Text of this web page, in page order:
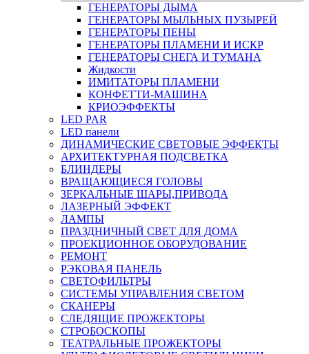
ГЕНЕРАТОРЫ ДЫМА
ГЕНЕРАТОРЫ МЫЛЬНЫХ ПУЗЫРЕЙ
ГЕНЕРАТОРЫ ПЕНЫ
ГЕНЕРАТОРЫ ПЛАМЕНИ И ИСКР
ГЕНЕРАТОРЫ СНЕГА И ТУМАНА
Жидкости
ИМИТАТОРЫ ПЛАМЕНИ
КОНФЕТТИ-МАШИНА
КРИОЭФФЕКТЫ
LED PAR
LED панели
ДИНАМИЧЕСКИЕ СВЕТОВЫЕ ЭФФЕКТЫ
АРХИТЕКТУРНАЯ ПОДСВЕТКА
БЛИНДЕРЫ
ВРАЩАЮЩИЕСЯ ГОЛОВЫ
ЗЕРКАЛЬНЫЕ ШАРЫ,ПРИВОДА
ЛАЗЕРНЫЙ ЭФФЕКТ
ЛАМПЫ
ПРАЗДНИЧНЫЙ СВЕТ ДЛЯ ДОМА
ПРОЕКЦИОННОЕ ОБОРУДОВАНИЕ
РЕМОНТ
РЭКОВАЯ ПАНЕЛЬ
СВЕТОФИЛЬТРЫ
СИСТЕМЫ УПРАВЛЕНИЯ СВЕТОМ
СКАНЕРЫ
СЛЕДЯЩИЕ ПРОЖЕКТОРЫ
СТРОБОСКОПЫ
ТЕАТРАЛЬНЫЕ ПРОЖЕКТОРЫ